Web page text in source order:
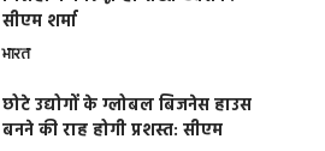
सीएम शर्मा
भारत
छोटे उद्योगों के ग्लोबल बिजनेस हाउस
बनने की राह होगी प्रशस्त: सीएम